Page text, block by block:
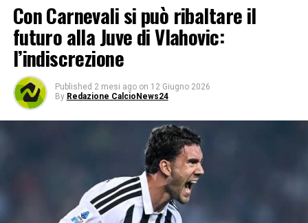
Con Carnevali si può ribaltare il
futuro alla Juve di Vlahovic:
l’indiscrezione
Published 2 mesi ago on 12 Giugno 2026
By Redazione CalcioNews24